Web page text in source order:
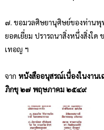
๗. ขอมวลศิษยานุศิษย์ของท่าน
ยอดเยี่ยม ปรารถนาสิ่งหนึ่งสิ่งใด
เทอญ ฯ
จาก หนังสืออนุสรณ์เนื่องในงาน
ภิกขุ ๒๗ พฤษภาคม ๒๕๔๙